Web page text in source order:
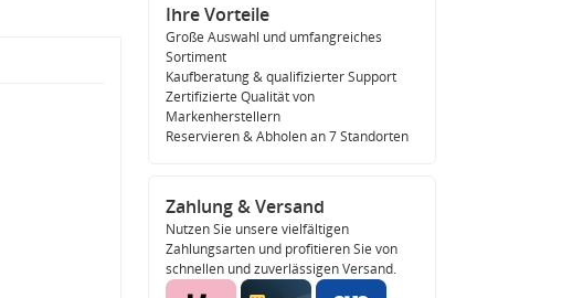
Ihre Vorteile
Große Auswahl und umfangreiches
Sortiment
Kaufberatung & qualifizierter Support
Zertifizierte Qualität von
Markenherstellern
Reservieren & Abholen an 7 Standorten
Zahlung & Versand
Nutzen Sie unsere vielfältigen
Zahlungsarten und profitieren Sie von
schnellen und zuverlässigen Versand.